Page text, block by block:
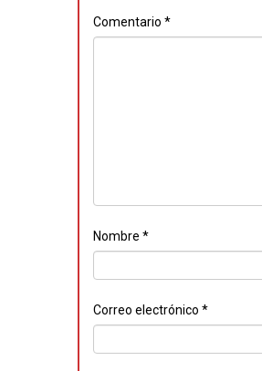
Comentario *
Nombre *
Correo electrónico *